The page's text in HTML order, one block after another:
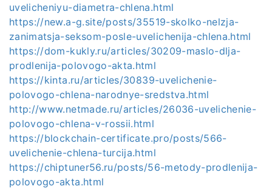
uvelicheniyu-diametra-chlena.html
https://new.a-g.site/posts/35519-skolko-nelzja-
zanimatsja-seksom-posle-uvelichenija-chlena.html
https://dom-kukly.ru/articles/30209-maslo-dlja-
prodlenija-polovogo-akta.html
https://kinta.ru/articles/30839-uvelichenie-
polovogo-chlena-narodnye-sredstva.html
http://www.netmade.ru/articles/26036-uvelichenie-
polovogo-chlena-v-rossii.html
https://blockchain-certificate.pro/posts/566-
uvelichenie-chlena-turcija.html
https://chiptuner56.ru/posts/56-metody-prodlenija-
polovogo-akta.html